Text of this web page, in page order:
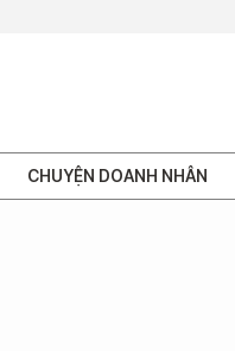
CHUYỆN DOANH NHÂN